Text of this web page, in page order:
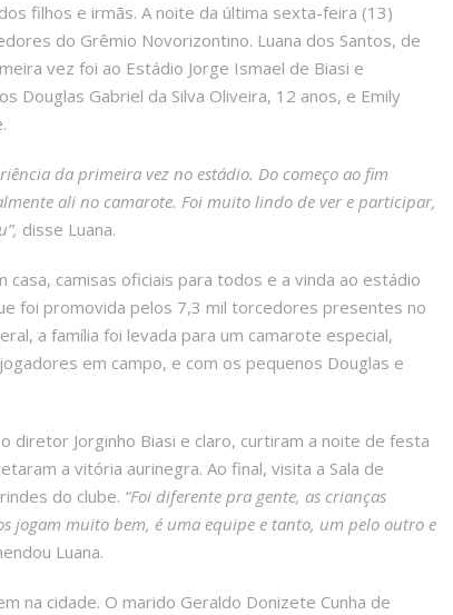
filhos e irmãs. A noite da última sexta-feira (13)
do Grêmio Novorizontino. Luana dos Santos, de
vez foi ao Estádio Jorge Ismael de Biasi e
Douglas Gabriel da Silva Oliveira, 12 anos, e Emily
da primeira vez no estádio. Do começo ao fim
ali no camarote. Foi muito lindo de ver e participar,
disse Luana.
camisas oficiais para todos e a vinda ao estádio
foi promovida pelos 7,3 mil torcedores presentes no
a família foi levada para um camarote especial,
em campo, e com os pequenos Douglas e
diretor Jorginho Biasi e claro, curtiram a noite de festa
a vitória aurinegra. Ao final, visita a Sala de
do clube. “Foi diferente pra gente, as crianças
jogam muito bem, é uma equipe e tanto, um pelo outro e
Luana.
na cidade. O marido Geraldo Donizete Cunha de